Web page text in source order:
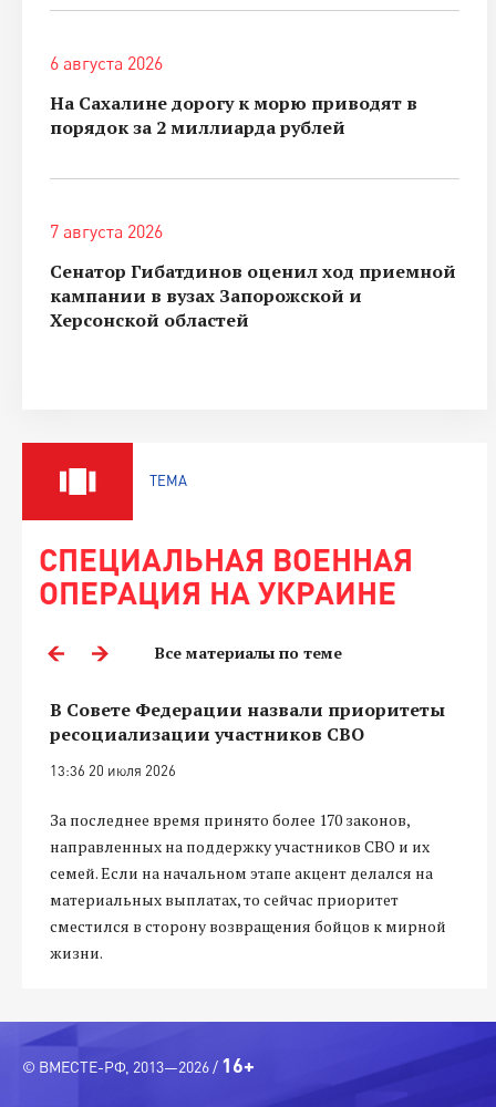
6 августа 2026
На Сахалине дорогу к морю приводят в
порядок за 2 миллиарда рублей
7 августа 2026
Сенатор Гибатдинов оценил ход приемной
кампании в вузах Запорожской и
Херсонской областей
ТЕМА
СПЕЦИАЛЬНАЯ ВОЕННАЯ
ОПЕРАЦИЯ НА УКРАИНЕ
Все материалы по теме
В Совете Федерации назвали приоритеты
ресоциализации участников СВО
13:36 20 июля 2026
За последнее время принято более 170 законов,
направленных на поддержку участников СВО и их
семей. Если на начальном этапе акцент делался на
материальных выплатах, то сейчас приоритет
сместился в сторону возвращения бойцов к мирной
жизни.
© ВМЕСТЕ-РФ, 2013—2026 / 16+